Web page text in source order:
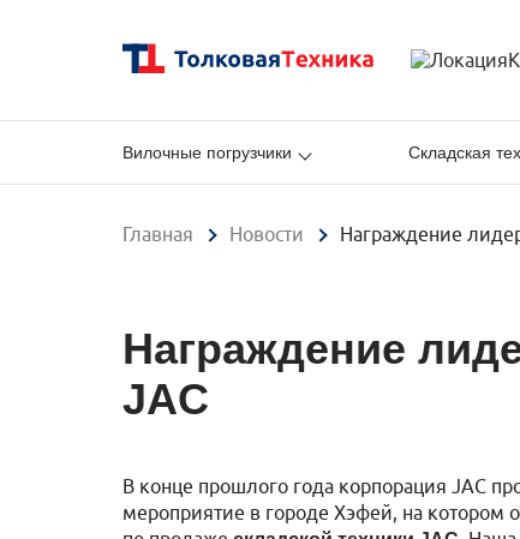
Вилочные погрузчики Складская
Главная Новости Награждение
Награждение
JAC
В конце прошлого года корпорация JAC
мероприятие в городе Хэфей, на котором